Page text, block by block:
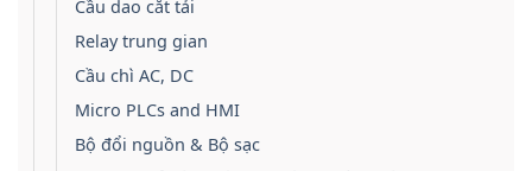
Cầu dao cắt tải
Relay trung gian
Cầu chì AC, DC
Micro PLCs and HMI
Bộ đổi nguồn & Bộ sạc